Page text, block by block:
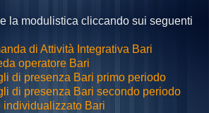
la modulistica cliccando sui seguenti
di Attività Integrativa Bari
operatore Bari
di presenza Bari primo periodo
di presenza Bari secondo periodo
Bari